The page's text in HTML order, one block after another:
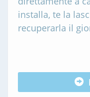
installa, te la
recuperarla il